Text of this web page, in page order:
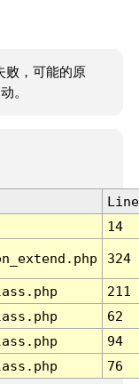
败，可能的原
。
Line
14
324
211
62
94
76